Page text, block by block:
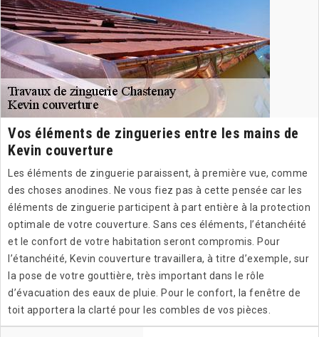
Vos éléments de zingueries entre les mains de
Kevin couverture
Les éléments de zinguerie paraissent, à première vue, comme
des choses anodines. Ne vous fiez pas à cette pensée car les
éléments de zinguerie participent à part entière à la protection
optimale de votre couverture. Sans ces éléments, l’étanchéité
et le confort de votre habitation seront compromis. Pour
l’étanchéité, Kevin couverture travaillera, à titre d’exemple, sur
la pose de votre gouttière, très important dans le rôle
d’évacuation des eaux de pluie. Pour le confort, la fenêtre de
toit apportera la clarté pour les combles de vos pièces.